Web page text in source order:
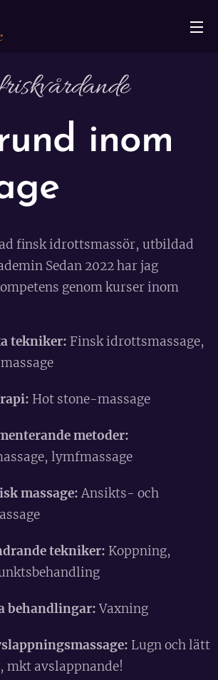
inom
finsk idrottsmassör, utbildad
Sedan 2022 har jag
genom kurser inom
tekniker: Finsk idrottsmassage,
Hot stone-massage
metoder:
lymfmassage
massage:Ansikts- och
tekniker: Koppning,
behandlingar:Vaxning
Lugn och lätt
mkt avslappnande!